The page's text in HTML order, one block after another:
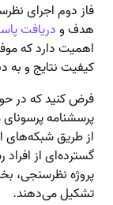
فاز دوم اجرای
هدف ودریافت
اهمیت دارد که
کیفیت نتایج و به
فرض کنید که در
پرسشنامه پرسونای
از طریق شبکه‌های
گسترده‌ای از
پروژه نظرسنجی،
تشکیل می‌دهند.